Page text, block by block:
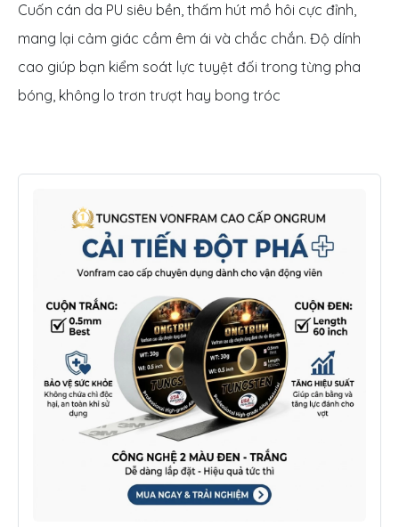
Cuốn cán da PU siêu bền, thấm hút mồ hôi cực đỉnh,
mang lại cảm giác cầm êm ái và chắc chắn. Độ dính
cao giúp bạn kiểm soát lực tuyệt đối trong từng pha
bóng, không lo trơn trượt hay bong tróc